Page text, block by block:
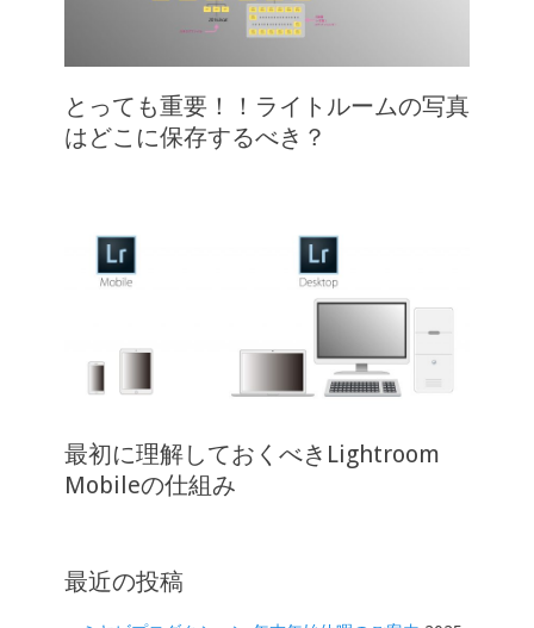
とっても重要！！ライトルームの写真
はどこに保存するべき？
最初に理解しておくべきLightroom
Mobileの仕組み
最近の投稿